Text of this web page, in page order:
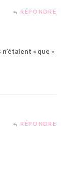
RÉPONDRE
« que »
RÉPONDRE